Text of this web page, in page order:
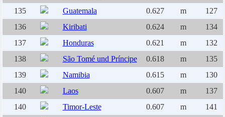
135
Guatemala 0.627 m
127
136
Kiribati 0.624 m
134
137
Honduras 0.621 m
132
138
São Tomé und Príncipe 0.618 m
135
139
Namibia 0.615 m
130
140
Laos 0.607 m
137
140
Timor-Leste 0.607 m
141